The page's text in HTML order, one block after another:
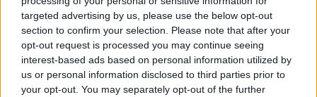
targeted advertising by us, please use the below opt-out
section to confirm your selection. Please note that after your
opt-out request is processed you may continue seeing
interest-based ads based on personal information utilized by
us or personal information disclosed to third parties prior to
your opt-out. You may separately opt-out of the further
ARTICLES RELACIONATS
Amposta afegix més de 400 fotografies al
Fons Arbó